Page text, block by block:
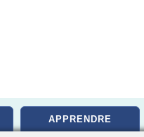
APPRENDRE